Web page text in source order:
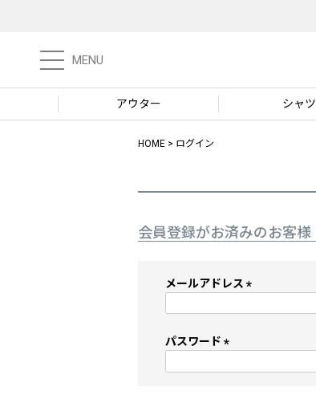
MENU
アウター シャツ
HOME ログイン
会員登録がお済みのお客様
メールアドレス
)
パスワード